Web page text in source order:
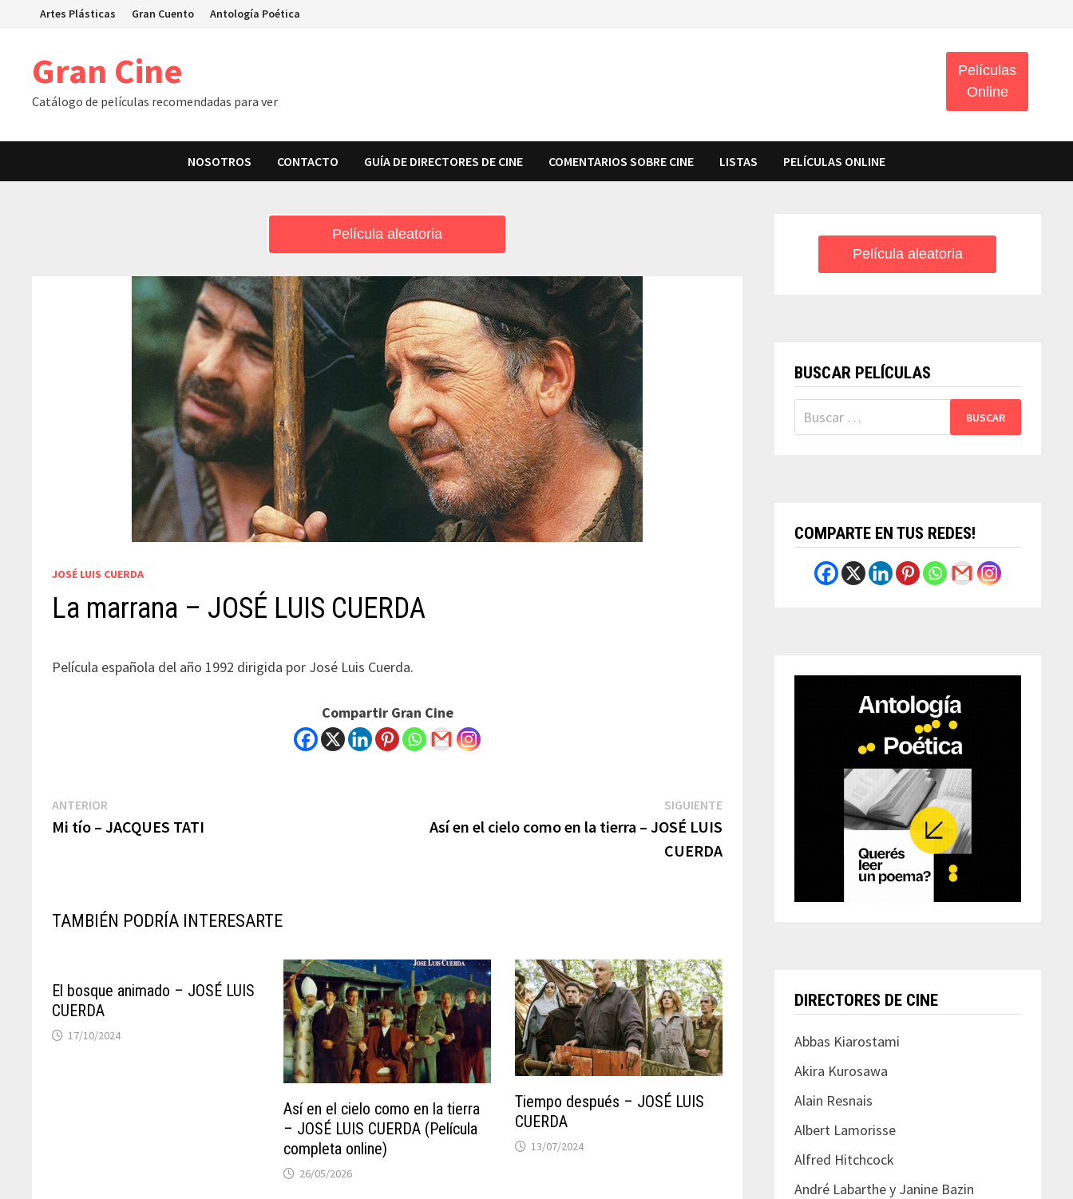
Artes Plásticas Gran Cuento Antología Poética
Gran Cine
Catálogo de películas recomendadas para ver
Películas
Online
NOSOTROS CONTACTO GUÍA DE DIRECTORES DE CINE COMENTARIOS SOBRE CINE LISTAS PELÍCULAS ONLINE
Película aleatoria
JOSÉ LUIS CUERDA
La marrana – JOSÉ LUIS CUERDA
Película española del año 1992 dirigida por José Luis Cuerda.
Compartir Gran Cine
Navegación
de
ANTERIOR
post:
Mi tío – JACQUES TATI
SIGUIENTENext
post:
Así en el cielo como en la tierra – JOSÉ LUIS
CUERDA
TAMBIÉN PODRÍA INTERESARTE
El bosque animado – JOSÉ LUIS
CUERDA
17/10/2024
Así en el cielo como en la tierra
– JOSÉ LUIS CUERDA (Película
completa online)
26/05/2026
Tiempo después – JOSÉ LUIS
CUERDA
13/07/2024
Película aleatoria
BUSCAR PELÍCULAS
Buscar:
COMPARTE EN TUS REDES!
DIRECTORES DE CINE
Abbas Kiarostami
Akira Kurosawa
Alain Resnais
Albert Lamorisse
Alfred Hitchcock
André Labarthe y Janine Bazin